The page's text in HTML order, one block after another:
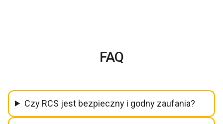
FAQ
Czy RCS jest bezpieczny i godny zaufania?